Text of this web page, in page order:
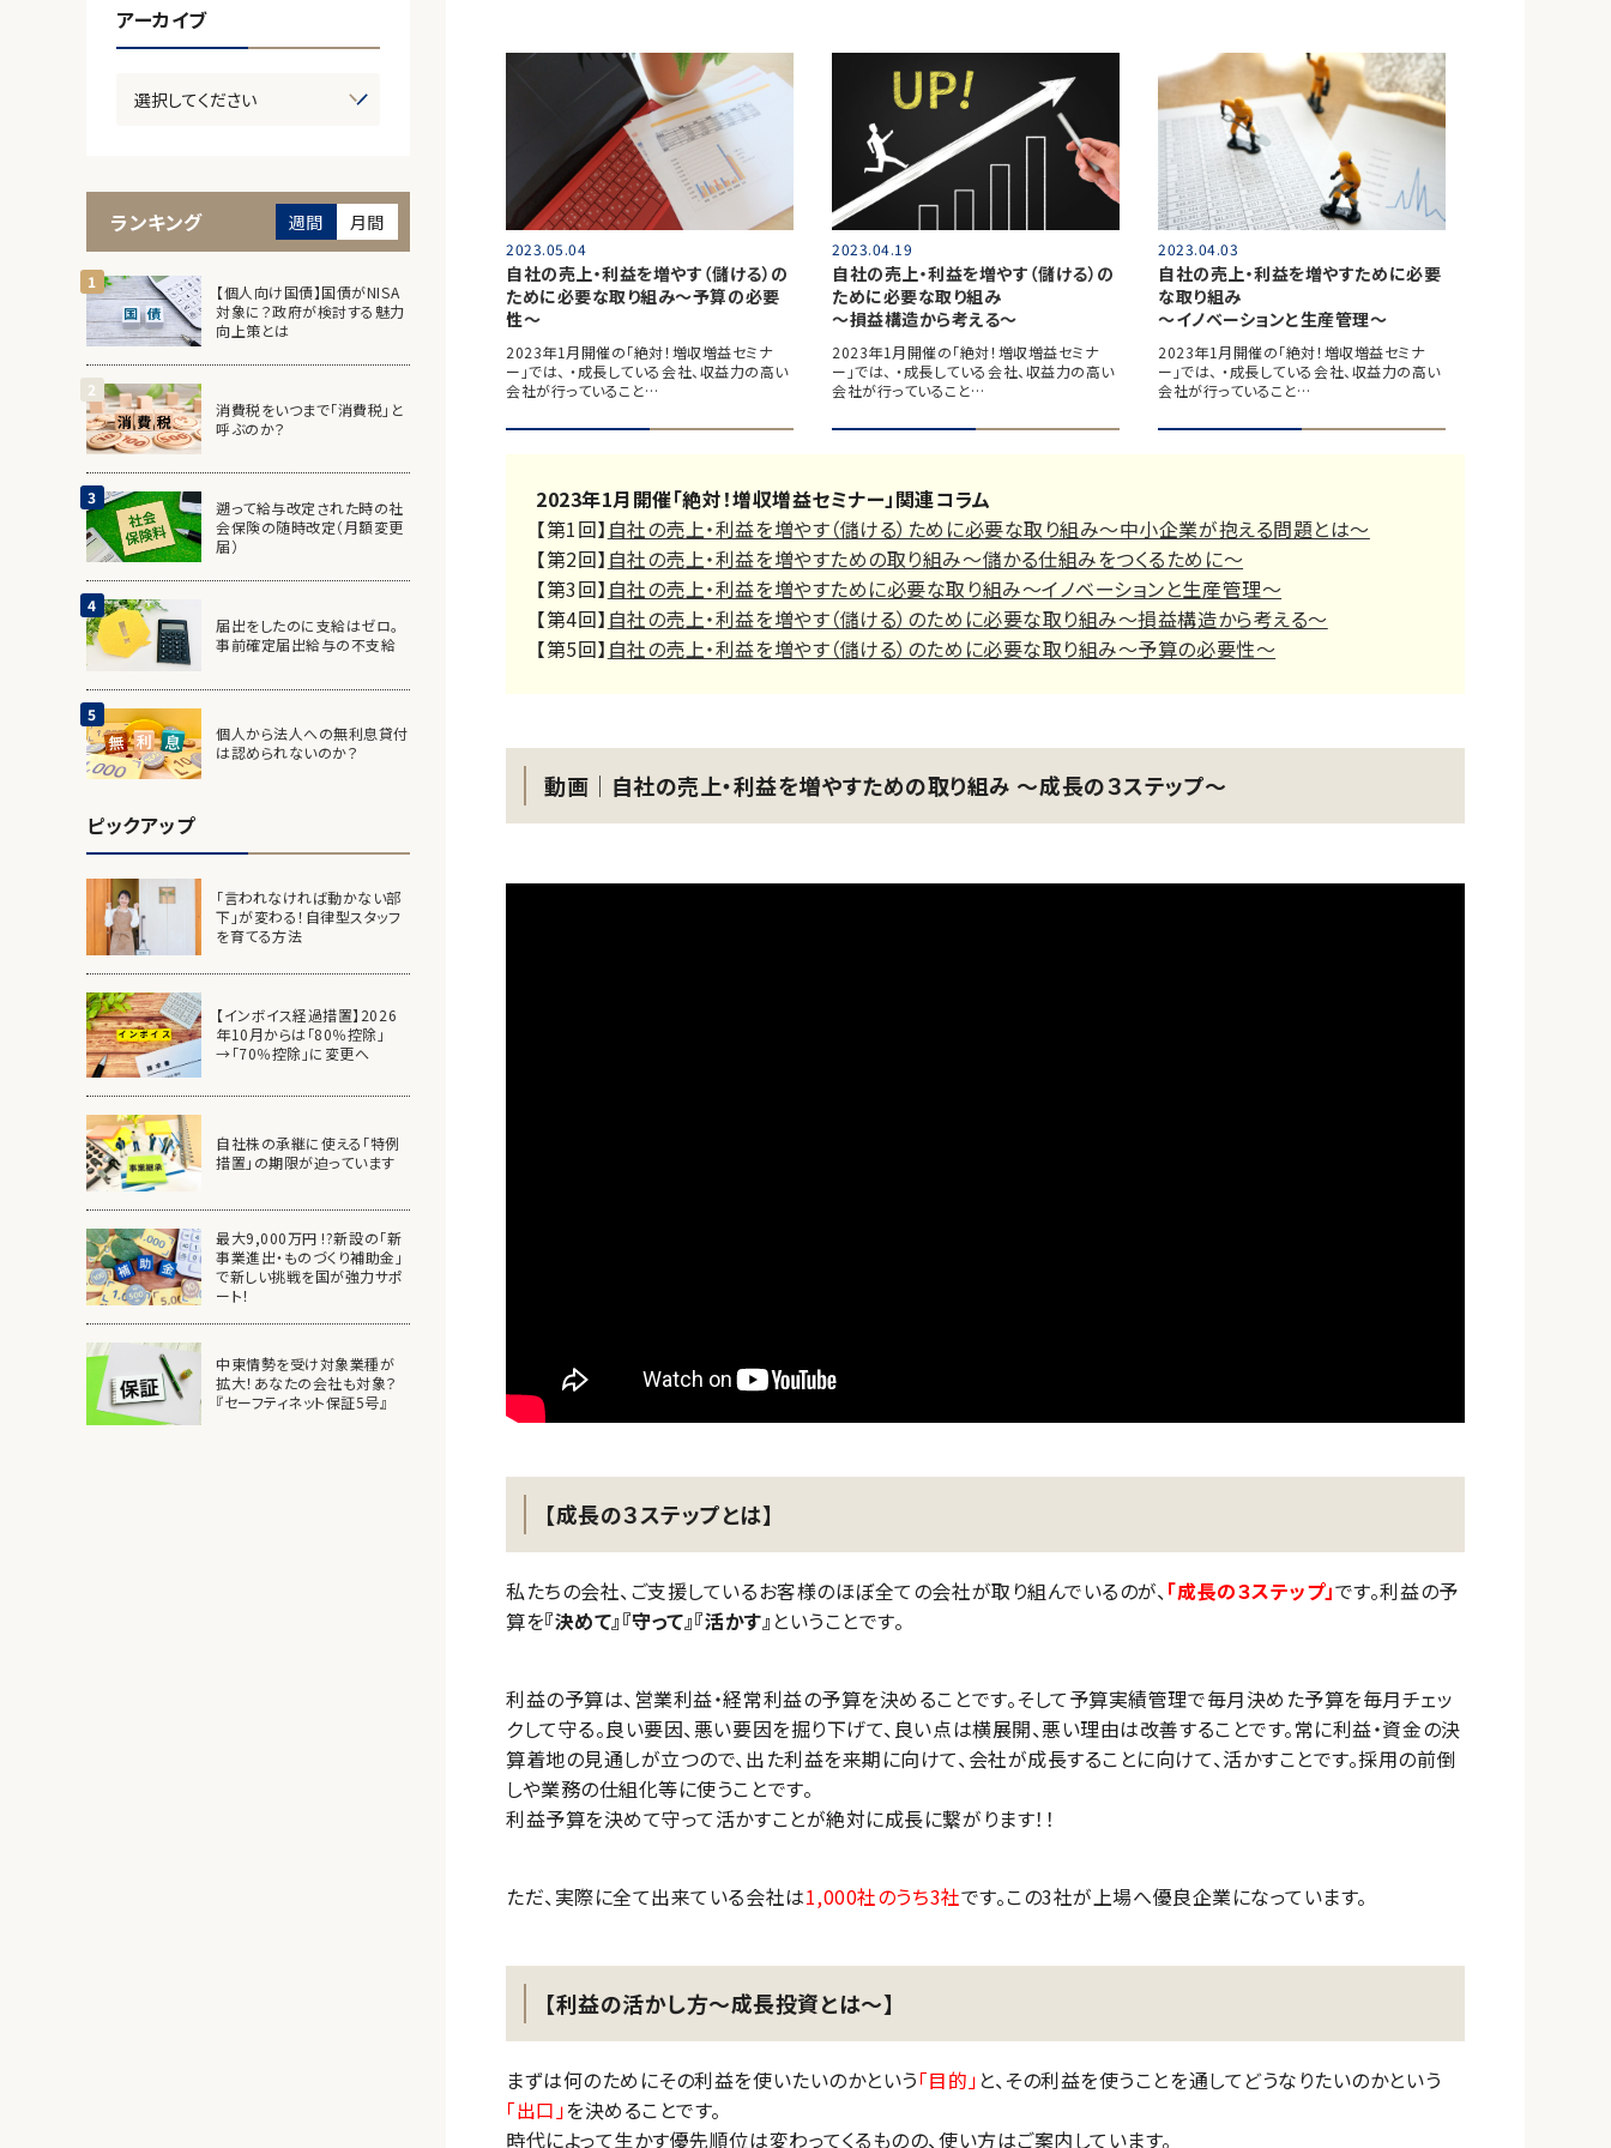
2023.05.04
自社の売上・利益を増やす（儲ける）の
ために必要な取り組み～予算の必要
性～
2023年1月開催の「絶対！増収増益セミナ
ー」では、 ・成長している会社、収益力の高い
会社が行っていること…
2023.04.19
自社の売上・利益を増やす（儲ける）の
ために必要な取り組み
～損益構造から考える～
2023年1月開催の「絶対！増収増益セミナ
ー」では、 ・成長している会社、収益力の高い
会社が行っていること…
2023.04.03
自社の売上・利益を増やすために必要
な取り組み
～イノベーションと生産管理～
2023年1月開催の「絶対！増収増益セミナ
ー」では、 ・成長している会社、収益力の高い
会社が行っていること…
2023年1月開催「絶対！増収増益セミナー」関連コラム
【第1回】 自社の売上・利益を増やす（儲ける）ために必要な取り組み～中小企業が抱える問題とは～
【第2回】 自社の売上・利益を増やすための取り組み～儲かる仕組みをつくるために～
【第3回】 自社の売上・利益を増やすために必要な取り組み～イノベーションと生産管理～
【第4回】 自社の売上・利益を増やす（儲ける）のために必要な取り組み～損益構造から考える～
【第5回】 自社の売上・利益を増やす（儲ける）のために必要な取り組み～予算の必要性～
動画│自社の売上・利益を増やすための取り組み ～成長の３ステップ～
【成長の３ステップとは】
私たちの会社、ご支援しているお客様のほぼ全ての会社が取り組んでいるのが、「成長の３ステップ」です。利益の予
算を『決めて』『守って』『活かす』 ということです。
利益の予算は、営業利益・経常利益の予算を決めることです。そして予算実績管理で毎月決めた予算を毎月チェッ
クして守る。良い要因、悪い要因を掘り下げて、良い点は横展開、悪い理由は改善することです。常に利益・資金の決
算着地の見通しが立つので、出た利益を来期に向けて、会社が成長することに向けて、活かすことです。採用の前倒
しや業務の仕組化等に使うことです。
利益予算を決めて守って活かすことが絶対に成長に繋がります！！
ただ、実際に全て出来ている会社は1,000社のうち3社です。この3社が上場へ優良企業になっています。
【利益の活かし方～成長投資とは～】
まずは何のためにその利益を使いたいのかという「目的」 と、その利益を使うことを通してどうなりたいのかという
「出口」を決めることです。
時代によって生かす優先順位は変わってくるものの、使い方はご案内しています。
アーカイブ
ランキング 週間 月間
【個人向け国債】国債がNISA
対象に？政府が検討する魅力
向上策とは
消費税をいつまで「消費税」と
呼ぶのか？
遡って給与改定された時の社
会保険の随時改定（月額変更
届）
届出をしたのに支給はゼロ。
事前確定届出給与の不支給
個人から法人への無利息貸付
は認められないのか？
ピックアップ
「言われなければ動かない部
下」が変わる！自律型スタッフ
を育てる方法
【インボイス経過措置】2026
年10月からは「80％控除」
→「70％控除」に変更へ
自社株の承継に使える「特例
措置」の期限が迫っています
最大9,000万円 !?新設の「新
事業進出・ものづくり補助金」
で新しい挑戦を国が強力サポ
ート！
中東情勢を受け対象業種が
拡大！あなたの会社も対象？
『セーフティネット保証5号』